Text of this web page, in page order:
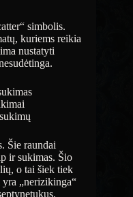
simbolis.
kuriems reikia
nustatyti
Šie raundai
ir sukimas. Šio
o tai šiek tiek
„nerizikinga“